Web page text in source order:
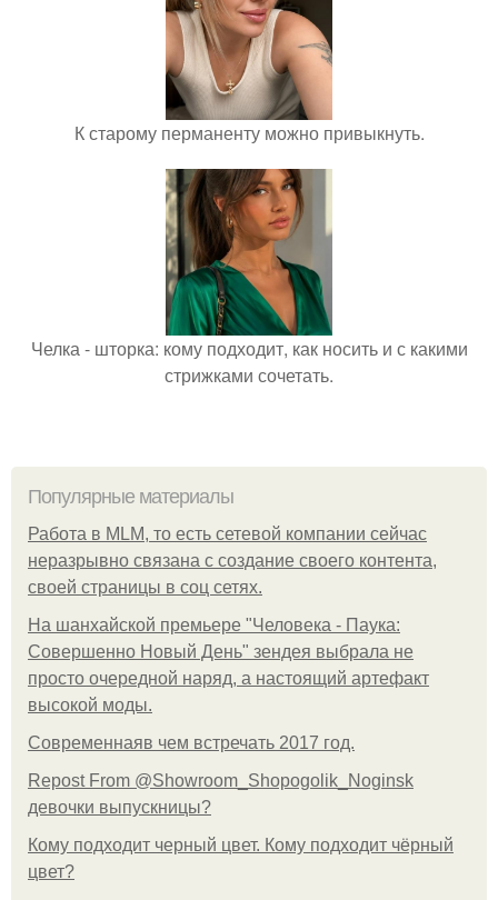
К старому перманенту можно привыкнуть.
Челка - шторка: кому подходит, как носить и с какими
стрижками сочетать.
Популярные материалы
Работа в MLM, то есть сетевой компании сейчас
неразрывно связана с создание своего контента,
своей страницы в соц сетях.
На шанхайской премьере "Человека - Паука:
Совершенно Новый День" зендея выбрала не
просто очередной наряд, а настоящий артефакт
высокой моды.
Современнаяв чем встречать 2017 год.
Repost From @Showroom_Shopogolik_Noginsk
девочки выпускницы?
Кому подходит черный цвет. Кому подходит чёрный
цвет?